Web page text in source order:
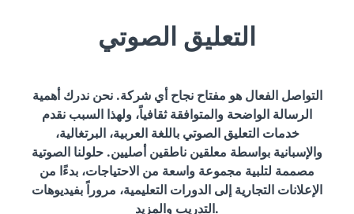
التعليق الصوتي
التواصل الفعال هو مفتاح نجاح أي شركة. نحن ندرك أهمية
الرسالة الواضحة والمتوافقة ثقافياً، ولهذا السبب نقدم
خدمات التعليق الصوتي باللغة العربية، البرتغالية،
والإسبانية بواسطة معلقين ناطقين أصليين. حلولنا الصوتية
مصممة لتلبية مجموعة واسعة من الاحتياجات، بدءًا من
الإعلانات التجارية إلى الدورات التعليمية، مروراً بفيديوهات
التدريب والمزيد.